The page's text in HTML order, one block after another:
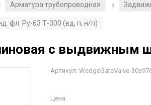
Арматура трубопроводная /
фл. Ру-63 Т-300 (вд, п, н/п)
с выдвижным
Артикул: WedgeGateValve-
Цена: